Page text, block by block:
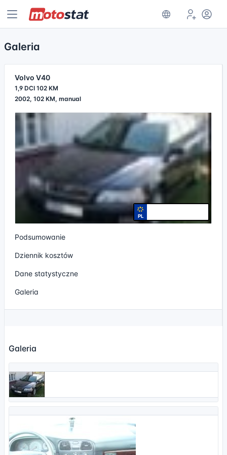
Galeria
Volvo V40
1,9 DCI 102 KM
2002, 102 KM, manual
PL
Podsumowanie
Dziennik kosztów
Dane statystyczne
Galeria
Galeria